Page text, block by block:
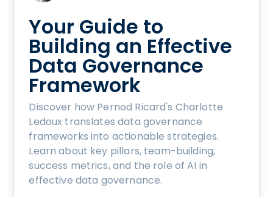
Your Guide to
Building an Effective
Data Governance
Framework
Discover how Pernod Ricard's Charlotte
Ledoux translates data governance
frameworks into actionable strategies.
Learn about key pillars, team-building,
success metrics, and the role of AI in
effective data governance.